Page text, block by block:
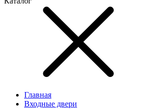
Главная
Входные двери